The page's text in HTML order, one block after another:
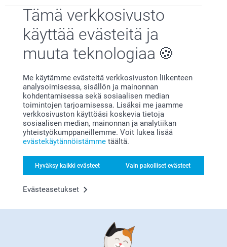
Tämä verkkosivusto
käyttää evästeitä ja
muuta teknologiaa
Me käytämme evästeitä verkkosivuston liikenteen
analysoimisessa, sisällön ja mainonnan
kohdentamisessa sekä sosiaalisen median
toimintojen tarjoamisessa. Lisäksi me jaamme
verkkosivuston käyttöäsi koskevia tietoja
sosiaalisen median, mainonnan ja analytiikan
yhteistyökumppaneillemme. Voit lukea lisää
evästekäytännöistämme täältä.
Hyväksy kaikki evästeet Vain pakolliset evästeet
Evästeasetukset
14:20
Hei Marita!
Suuret kiitokset 5 tähdestä ja palautteesta, se on
meille erittäin tärkeää. Kiva että pidät
leikkuulaudasta, toivon että siitä on iloa pitkäksi
aikaa!
Kaisa@smartphoto
9.12.2021
Kaunis teksti
Marjo,
23.12.2020
Leikkuulauta oli hyvän kokoinen ja -näköinen!
Liittyvät tuotteet
Esiliina Keraaminen kulho
4 mallia
Alkaen